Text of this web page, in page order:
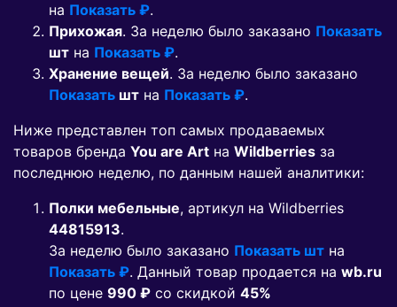
на Показать ₽.
Прихожая. За неделю было заказано Показать
шт на Показать ₽.
Хранение вещей. За неделю было заказано
Показать шт на Показать ₽.
Ниже представлен топ самых продаваемых
товаров бренда You are Art на Wildberries за
последнюю неделю, по данным нашей аналитики:
Полки мебельные, артикул на Wildberries
44815913.
За неделю было заказано Показать шт на
Показать ₽. Данный товар продается на wb.ru
по цене 990 ₽ co скидкой 45%